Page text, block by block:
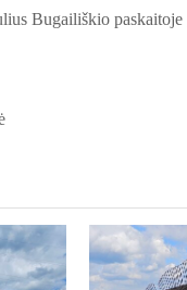
Bugailiškio